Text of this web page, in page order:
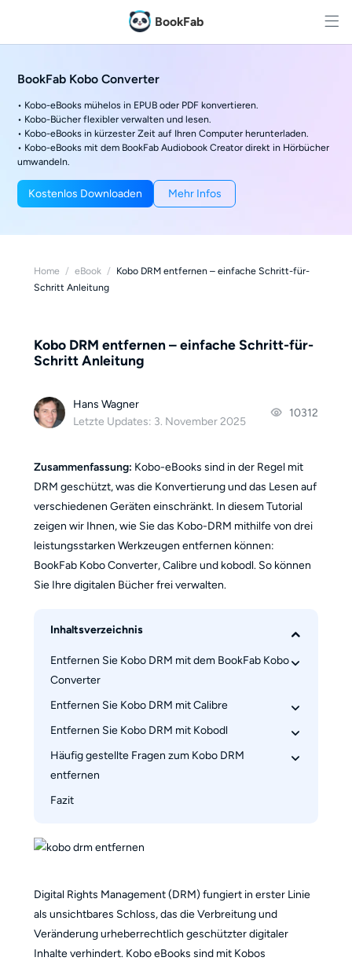
BookFab
BookFab Kobo Converter
• Kobo-eBooks mühelos in EPUB oder PDF konvertieren.
• Kobo-Bücher flexibler verwalten und lesen.
• Kobo-eBooks in kürzester Zeit auf Ihren Computer herunterladen.
• Kobo-eBooks mit dem BookFab Audiobook Creator direkt in Hörbücher
umwandeln.
Kostenlos Downloaden Mehr Infos
Home / eBook / Kobo DRM entfernen – einfache Schritt-für-
Schritt Anleitung
Kobo DRM entfernen – einfache Schritt-für-
Schritt Anleitung
Hans Wagner
Letzte Updates: 3. November 2025
10312
Zusammenfassung: Kobo-eBooks sind in der Regel mit
DRM geschützt, was die Konvertierung und das Lesen auf
verschiedenen Geräten einschränkt. In diesem Tutorial
zeigen wir Ihnen, wie Sie das Kobo-DRM mithilfe von drei
leistungsstarken Werkzeugen entfernen können:
BookFab Kobo Converter, Calibre und kobodl. So können
Sie Ihre digitalen Bücher frei verwalten.
Inhaltsverzeichnis
Entfernen Sie Kobo DRM mit dem BookFab Kobo
Converter
Wie kann man das DRM von Kobo-eBooks
entfernen mit dem BookFab Kobo Converter?
Entfernen Sie Kobo DRM mit Calibre
Wie kann man das DRM von Kobo-eBooks
entfernen mit Calibre?
Entfernen Sie Kobo DRM mit Kobodl
Wie kann man das DRM von Kobo-eBooks
entfernen mit kobodl?
Häufig gestellte Fragen zum Kobo DRM
entfernen
Wie kann man den Kindle-DRM entfernen?
zu entfernen?
Fazit
Digital Rights Management (DRM) fungiert in erster Linie
als unsichtbares Schloss, das die Verbreitung und
Veränderung urheberrechtlich geschützter digitaler
Inhalte verhindert. Kobo eBooks sind mit Kobos